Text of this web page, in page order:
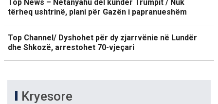
Top News – Netanyahu del kundër Trumpit / Nuk
tërheq ushtrinë, plani për Gazën i papranueshëm
Top Channel/ Dyshohet për dy zjarrvënie në Lundër
dhe Shkozë, arrestohet 70-vjeçari
Kryesore